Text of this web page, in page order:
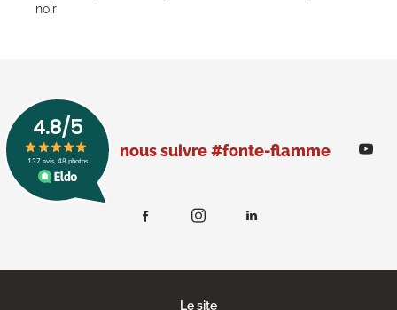
noir
nous suivre #fonte-flamme
Le site